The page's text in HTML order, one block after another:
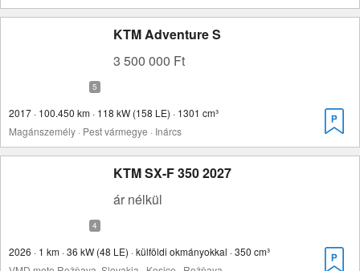
KTM Adventure S
3 500 000 Ft
2017 · 100.450 km · 118 kW (158 LE) · 1301 cm³
Magánszemély · Pest vármegye · Inárcs
KTM SX-F 350 2027
ár nélkül
2026 · 1 km · 36 kW (48 LE) · külföldi okmányokkal · 350 cm³